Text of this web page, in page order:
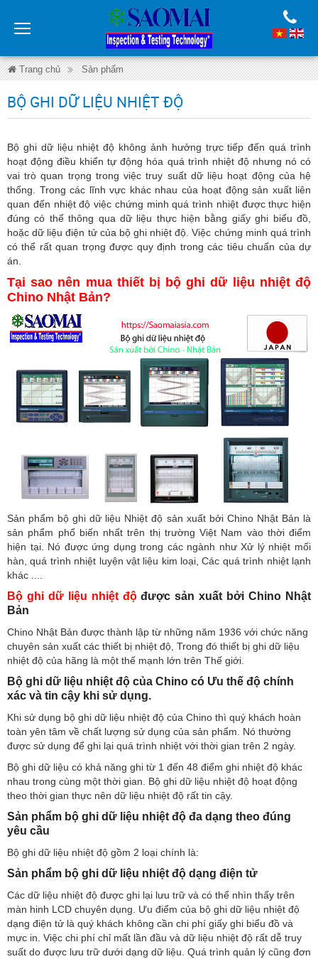
Trang chủ
Sản phẩm
Bộ Ghi dữ liệu nhiệt độ
BỘ GHI DỮ LIỆU NHIỆT ĐỘ
Bộ ghi dữ liệu nhiệt độ không ảnh hưởng trực tiếp đến quá trình
hoạt động điều khiển tự động hóa quá trình nhiệt độ nhưng nó có
vai trò quan trọng trong việc truy suất dữ liệu hoạt động của hệ
thống. Trong các lĩnh vực khác nhau của hoạt động sản xuất liên
quan đến nhiệt độ việc chứng minh quá trình nhiệt được thực hiện
đúng có thể thông qua dữ liệu thực hiện bằng giấy ghi biểu đồ,
hoặc dữ liệu điện tử của bộ ghi nhiệt độ. Việc chứng minh quá trình
có thể rất quan trọng được quy định trong các tiêu chuẩn của dự
án.
Tại sao nên mua thiết bị bộ ghi dữ liệu nhiệt độ
Chino Nhật Bản?
Sản phẩm bộ ghi dữ liệu Nhiệt độ sản xuất bởi Chino Nhật Bản là
sản phẩm phổ biến nhất trên thị trường Việt Nam vào thời điểm
hiện tại. Nó được ứng dụng trong các ngành như Xử lý nhiệt mối
hàn, quá trình nhiệt luyện vật liệu kim loại, Các quá trình nhiệt lạnh
khác ....
Bộ ghi dữ liệu nhiệt độđược sản xuất bởi Chino Nhật
Bản
Chino Nhật Bản được thành lập từ những năm 1936 với chức năng
chuyên sản xuất các thiết bị nhiệt độ, Trong đó thiết bị ghi dữ liệu
nhiệt độ của hãng là một thế mạnh lớn trên Thế giới.
Bộ ghi dữ liệu nhiệt độ của Chino có Ưu thế độ chính
xác và tin cậy khi sử dụng.
Khi sử dụng bộ ghi dữ liệu nhiệt độ của Chino thì quý khách hoàn
toàn yên tâm về chất lượng sử dụng của sản phẩm. Nó thường
được sử dụng để ghi lại quá trình nhiệt với thời gian trên 2 ngày.
Bộ ghi dữ liệu có khả năng ghi từ 1 đến 48 điểm ghi nhiệt độ khác
nhau trong cùng một thời gian. Bộ ghi dữ liệu nhiệt độ hoạt động
theo thời gian thực nên dữ liệu nhiệt độ rất tin cậy.
Sản phẩm bộ ghi dữ liệu nhiệt độ đa dạng theo đúng
yêu cầu
Bộ ghi dữ liệu nhiệt độ gồm 2 loại chính là:
Sản phẩm bộ ghi dữ liệu nhiệt độ dạng điện tử
Các dữ liệu nhiệt độ được ghi lại lưu trữ và có thể nhìn thấy trên
màn hinh LCD chuyên dụng. Ưu điểm của bộ ghi dữ liệu nhiệt độ
dạng điện tử là quý khách không cần chi phí giấy ghi biểu đồ và
mực in. Việc chi phí chỉ mất lần đầu và dữ liệu nhiệt độ rất dễ truy
suất do được lưu trữ dưới dạng dữ liệu. Quá trình quản lý cũng đơn